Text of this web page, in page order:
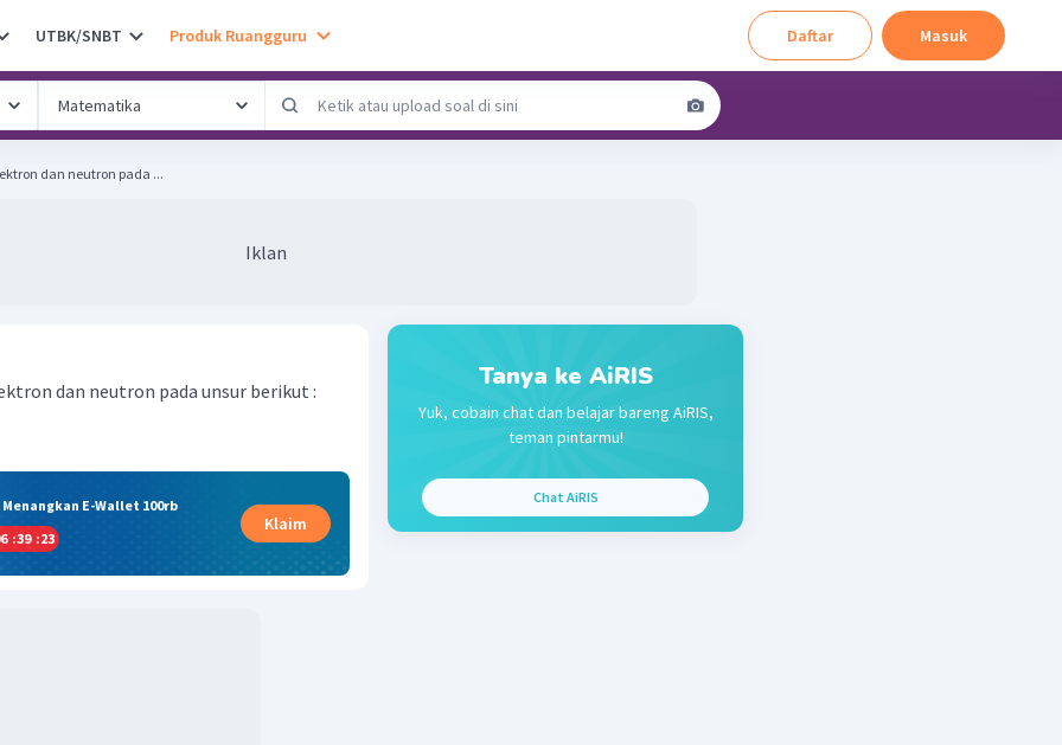
UTBK/SNBT Produk Ruangguru Daftar Masuk
dan neutron pada ...
Iklan
dan neutron pada unsur berikut :
E-Wallet 100rb
:39 :23
Klaim
Tanya ke AiRIS
Yuk, cobain chat dan belajar bareng AiRIS,
teman pintarmu!
Chat AiRIS